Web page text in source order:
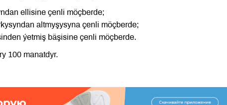
ellisine çenli möçberde;
altmyşysyna çenli möçberde;
ýetmiş bäşisine çenli möçberde.
100 manatdyr.